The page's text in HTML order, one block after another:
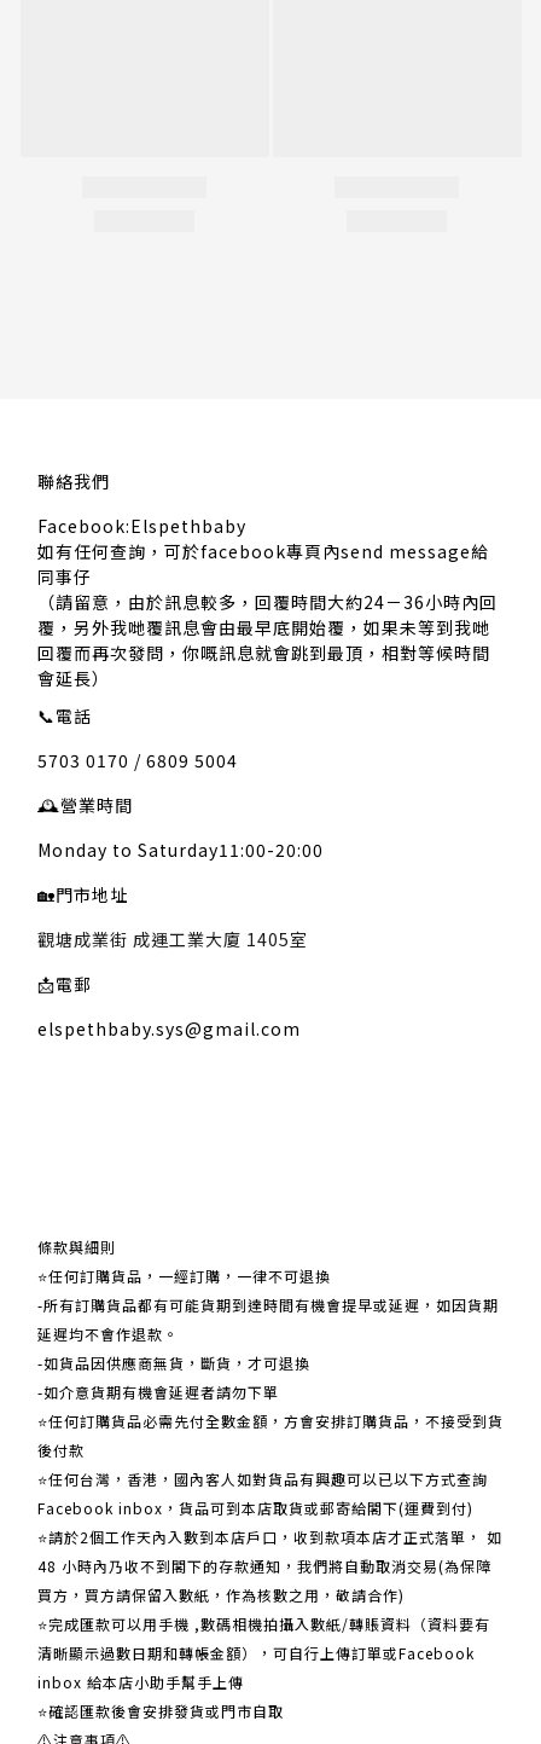
聯絡我們
Facebook:Elspethbaby
如有任何查詢，可於facebook專頁內send message給
同事仔
（請留意，由於訊息較多，回覆時間大約24－36小時內回
覆，另外我哋覆訊息會由最早底開始覆，如果未等到我哋
回覆而再次發問，你嘅訊息就會跳到最頂，相對等候時間
會延長）
📞電話
5703 0170 / 6809 5004
🕰️營業時間
Monday to Saturday11:00-20:00
🏡門市地址
觀塘成業街 成運工業大廈 1405室
📩電郵
elspethbaby.sys@gmail.com
條款與細則
⭐任何訂購貨品，一經訂購，一律不可退換
-所有訂購貨品都有可能貨期到達時間有機會提早或延遲，如因貨期
延遲均不會作退款。
-如貨品因供應商無貨，斷貨，才可退換
-如介意貨期有機會延遲者請勿下單
⭐任何訂購貨品必需先付全數金額，方會安排訂購貨品，不接受到貨
後付款
⭐任何台灣，香港，國內客人如對貨品有興趣可以已以下方式查詢
Facebook inbox，貨品可到本店取貨或郵寄給閣下(運費到付)
​​⭐請於2個工作天內入數到本店戶口，收到款項本店才正式落單， 如
48 小時內乃收不到閣下的存款通知，我們將自動取消交易(為保障
買方，買方請保留入數紙，作為核數之用，敬請合作)
⭐完成匯款可以用手機 ,數碼相機拍攝入數紙/轉賬資料（資料要有
清晰顯示過數日期和轉帳金額），可自行上傳訂單或Facebook
inbox 給本店小助手幫手上傳
⭐確認匯款後會安排發貨或門市自取
⚠注意事項⚠